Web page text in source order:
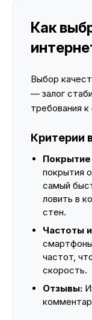
Как
Выбор
— залог
требования к
Критерии
Покрытие
покрытия
самый
ловить в
стен.
Частоты
частот,
скорость.
Отзывы: